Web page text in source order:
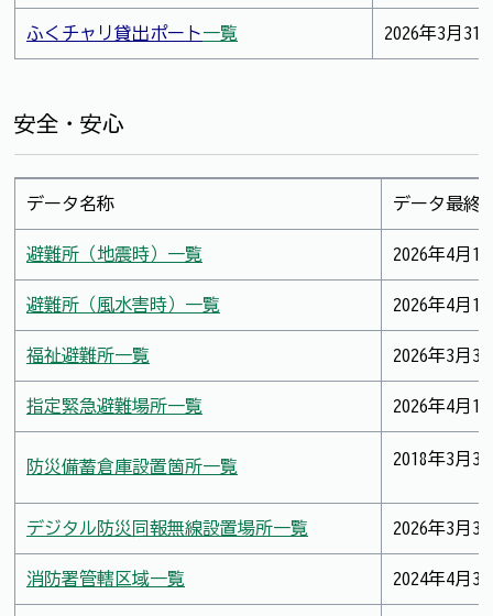
ふくチャリ貸出ポート一覧 2026年3月31
安全・安心
データ名称 データ最終
避難所（地震時）一覧 2026年4月1
避難所（風水害時）一覧 2026年4月1
福祉避難所一覧 2026年3月
指定緊急避難場所一覧 2026年4月1
防災備蓄倉庫設置箇所一覧 2018年3月
デジタル防災同報無線設置場所一覧 2026年3月
消防署管轄区域一覧 2024年4月